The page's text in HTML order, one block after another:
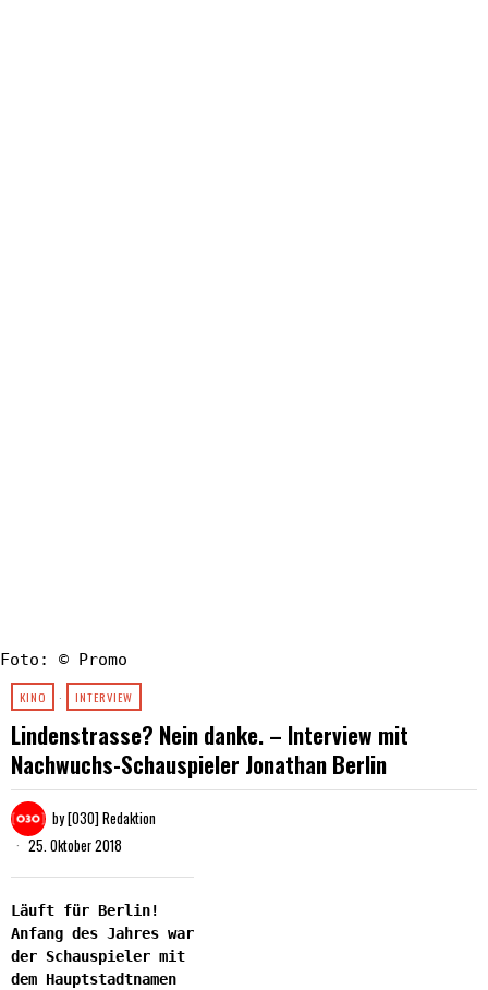
Foto: © Promo
KINO · INTERVIEW
Lindenstrasse? Nein danke. – Interview mit
Nachwuchs-Schauspieler Jonathan Berlin
by[030] Redaktion
25. Oktober 2018
Läuft für Berlin!
Anfang des Jahres war
der Schauspieler mit
dem Hauptstadtnamen